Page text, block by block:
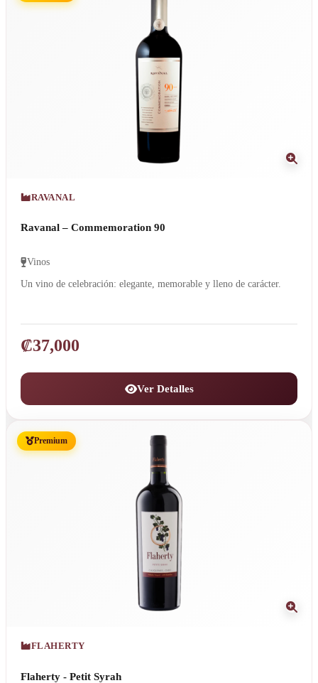
RAVANAL
Ravanal – Commemoration 90
Vinos
Un vino de celebración: elegante, memorable y lleno de carácter.
₡37,000
Ver Detalles
Premium
FLAHERTY
Flaherty - Petit Syrah